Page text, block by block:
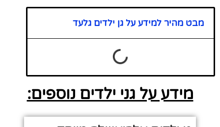
מבט מהיר למידע על גן ילדים גלעד
מידע על גני ילדים נוספים: